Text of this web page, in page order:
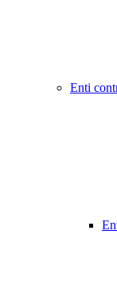
Enti